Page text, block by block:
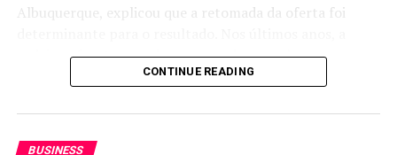
agricultura.rs.gov.br
Albuquerque, explicou que a retomada da oferta foi
cadeia enfrentou perdas provocadas por chuvas
intensas, especialmente no segundo semestre de 2023 e
Veja em primeira mão tudo sobre agricultura,
CONTINUE READING
BUSINESS